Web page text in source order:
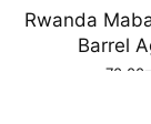
Rwanda
Barrel
70.00